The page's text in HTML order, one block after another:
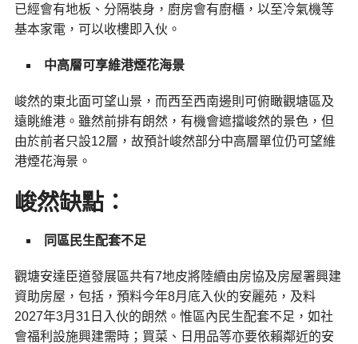
已經會有地板、分隔裝身，廚房會有廚櫃，以至冷氣機等
基本家電，可以收樓即入伙。​​​
中高層可享維港煙花海景
峻然的東北面可望山景，而西至西南邊則可俯瞰觀塘區及
遠眺維港。雖然前排有朗然，有機會遮擋峻然的景色，但
由於前者只設12層，故預計峻然部分中高層單位仍可望維
港煙花海景。
峻然缺點：
同區民生配套不足
觀塘安達臣道發展區共有7地皮將陸續由房協及房屋署興建
資助房屋，包括，預料今年8月底入伙的安麗苑，及料
2027年3月31日入伙的朗然。惟區內民生配套不足，如社
會福利設施興建需時；買菜、日用品等亦要依賴鄰近的安